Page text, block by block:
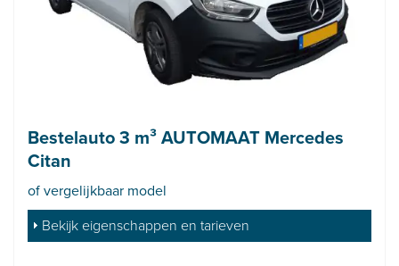
Bestelauto 3 m³ AUTOMAAT Mercedes
Citan
of vergelijkbaar model
Bekijk eigenschappen en tarieven